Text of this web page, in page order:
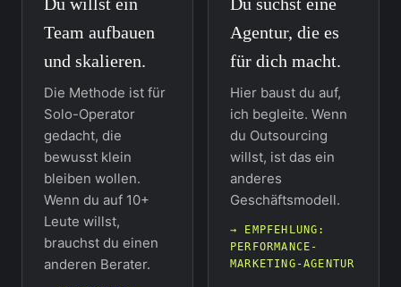
Team aufbauen
und skalieren.
Die Methode ist für
Solo-Operator
gedacht, die
bewusst klein
bleiben wollen.
Wenn du auf 10+
Leute willst,
brauchst du einen
anderen Berater.
Agentur, die es
für dich macht.
Hier baust du auf,
ich begleite. Wenn
du Outsourcing
willst, ist das ein
anderes
Geschäftsmodell.
→ EMPFEHLUNG:
PERFORMANCE-
MARKETING-AGENTUR